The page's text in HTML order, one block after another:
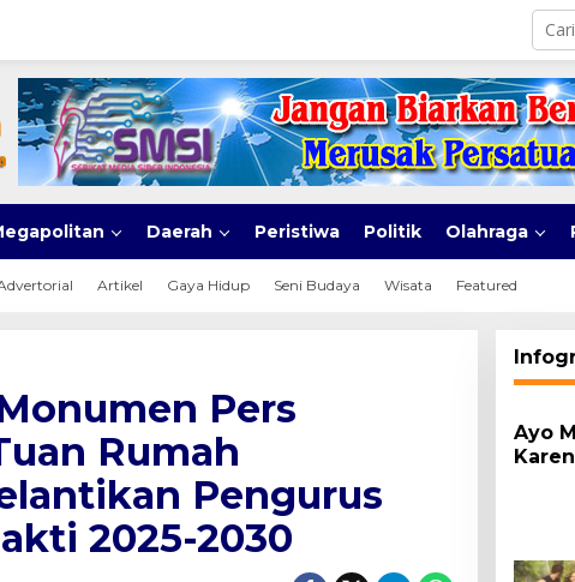
Daerah Peristiwa Politik Olahraga
Artikel Gaya Hidup Seni Budaya Wisata Featured
Pers
Rumah
Pengurus
2025-2030
Ayo